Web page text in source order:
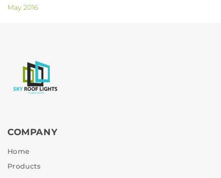
May 2016
COMPANY
Home
Products